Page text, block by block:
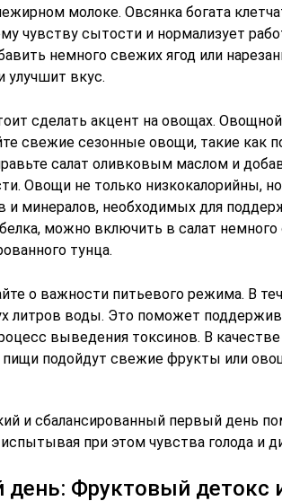
молоке. Овсянка богата
чувству сытости и нормализует
немного свежих ягод или
улучшит вкус.
сделать акцент на овощах.
свежие сезонные овощи, такие как
салат оливковым маслом и
Овощи не только низкокалорийны,
и минералов, необходимых для
можно включить в салат немного
тунца.
о важности питьевого режима. В
литров воды. Это поможет
выведения токсинов. В
подойдут свежие фрукты или
и сбалансированный первый день
при этом чувства голода и
день: Фруктовый детокс